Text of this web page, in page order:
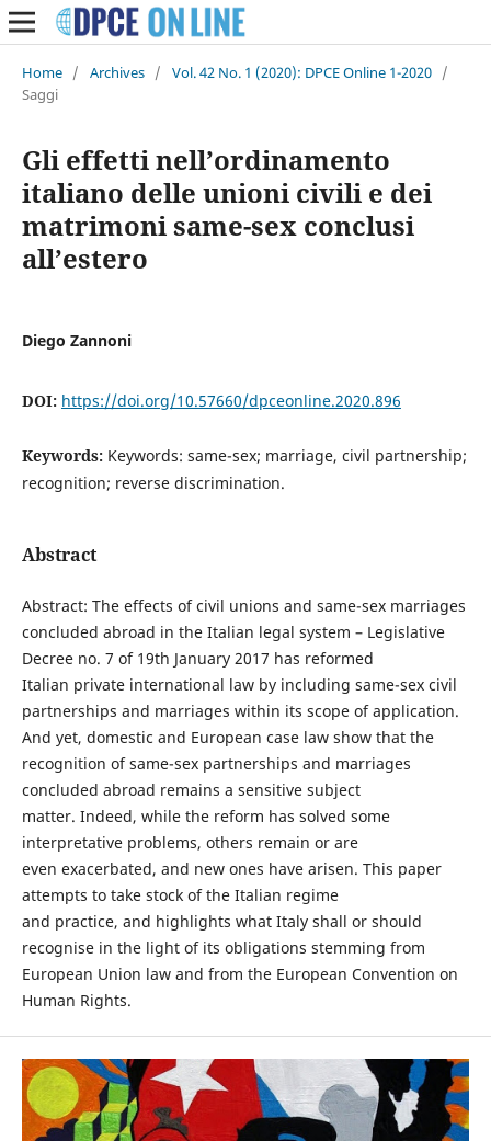
Home / Archives / Vol. 42 No. 1 (2020): DPCE Online 1-2020 /
Saggi
Gli effetti nell’ordinamento
italiano delle unioni civili e dei
matrimoni same-sex conclusi
all’estero
Diego Zannoni
DOI: https://doi.org/10.57660/dpceonline.2020.896
Keywords: Keywords: same-sex; marriage, civil partnership;
recognition; reverse discrimination.
Abstract
Abstract: The effects of civil unions and same-sex marriages
concluded abroad in the Italian legal system – Legislative
Decree no. 7 of 19th January 2017 has reformed
Italian private international law by including same-sex civil
partnerships and marriages within its scope of application.
And yet, domestic and European case law show that the
recognition of same-sex partnerships and marriages
concluded abroad remains a sensitive subject
matter. Indeed, while the reform has solved some
interpretative problems, others remain or are
even exacerbated, and new ones have arisen. This paper
attempts to take stock of the Italian regime
and practice, and highlights what Italy shall or should
recognise in the light of its obligations stemming from
European Union law and from the European Convention on
Human Rights.